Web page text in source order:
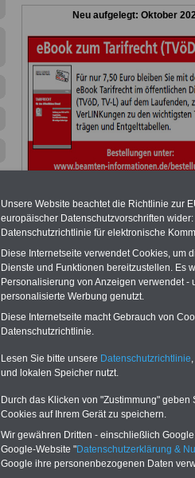
Neu aufgelegt: Oktober
>>>zur
Tarifvertrag
VKA: § 19
Unsere Website beachtet die Richtlinie zur
europäischer Datenschutzvorschriften
Datenschutzrichtlinie für elektronische
Diese Internetseite verwendet Cookies, um
Dienste und Funktionen bereitzustellen. Es
Personalisierung von Anzeigen verwendet
personalisierte Werbung genutzt.
Diese Internetseite macht Gebrauch von
Datenschutzrichtlinie.
Lesen Sie bitte unsere Datenschutzrichtlinie
und lokalen Speicher nutzt.
Durch das Klicken von "Zustimmung"
Cookies auf Ihrem Gerät zu speichern.
Wir gewähren Dritten - einschließlich
Google-Website "Datenschutzerklärung &
Google ihre personenbezogenen Daten